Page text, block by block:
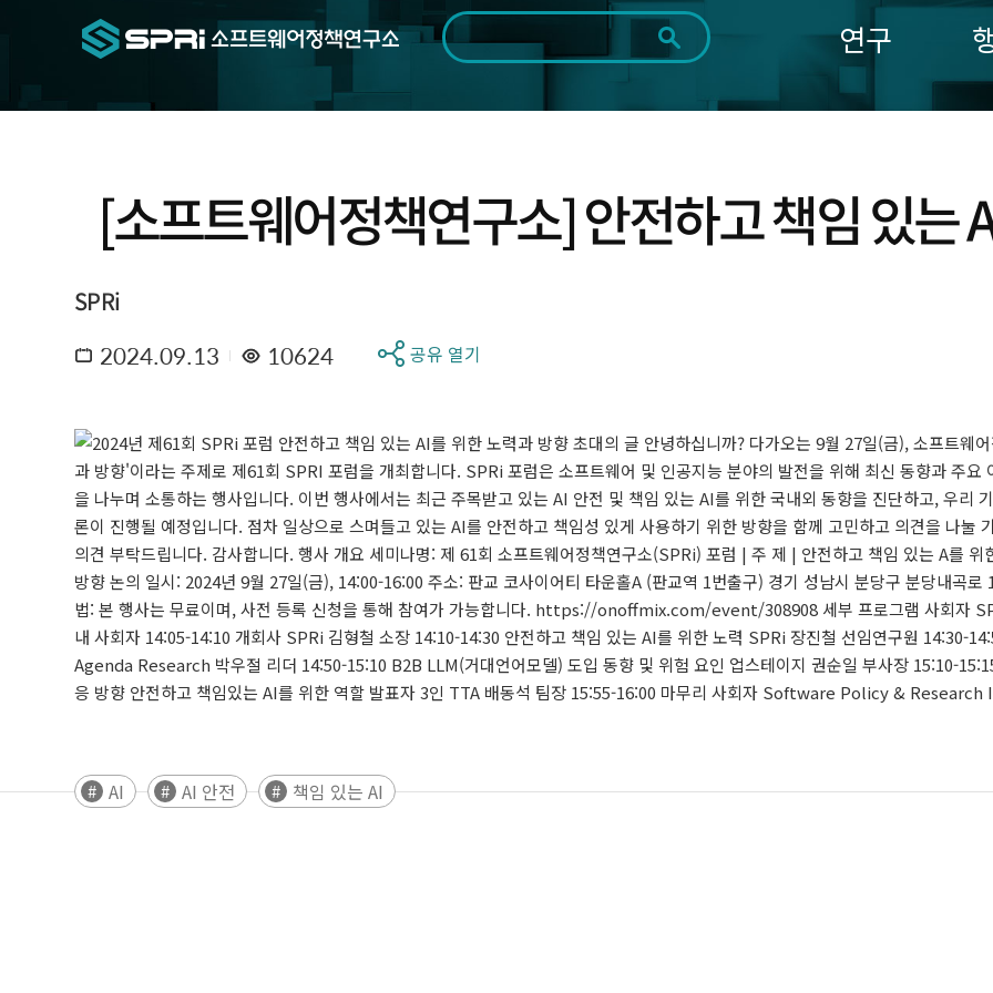
기간 전체 1일 1주 1개월 3개월 1년
작
일
지
막
일
조회
연구
[소프트웨어정책연구소] 안전하고 책임 있는
SPRi
2024.09.13 10624 공유 열기
AI AI 안전 책임 있는 AI